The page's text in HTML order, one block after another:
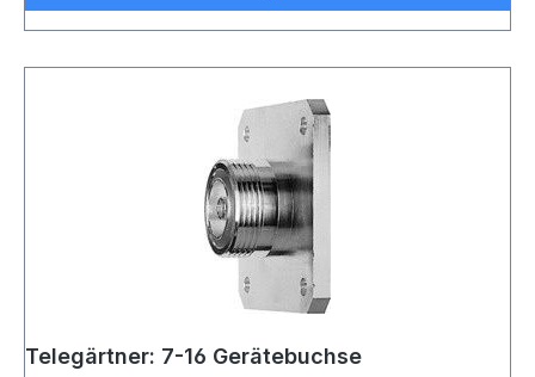
Telegärtner: 7-16 Gerätebuchse